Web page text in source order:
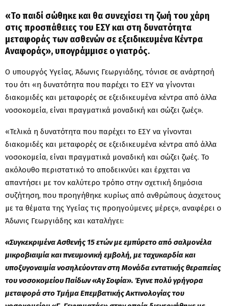
«Το παιδί σώθηκε και θα συνεχίσει τη ζωή του χάρη
στις προσπάθειες του ΕΣΥ και στη δυνατότητα
μεταφοράς των ασθενών σε εξειδικευμένα Κέντρα
Αναφοράς», υπογράμμισε ο γιατρός.
Ο υπουργός Υγείας, Άδωνις Γεωργιάδης, τόνισε σε ανάρτησή
του ότι «η δυνατότητα που παρέχει το ΕΣΥ να γίνονται
διακομιδές και μεταφορές σε εξειδικευμένα κέντρα από άλλα
νοσοκομεία, είναι πραγματικά μοναδική και σώζει ζωές».
«Τελικά η δυνατότητα που παρέχει το ΕΣΥ να γίνονται
διακομιδές και μεταφορές σε εξειδικευμένα κέντρα από άλλα
νοσοκομεία, είναι πραγματικά μοναδική και σώζει ζωές. Το
ακόλουθο περιστατικό το αποδεικνύει και έρχεται να
απαντήσει με τον καλύτερο τρόπο στην σχετική δημόσια
συζήτηση, που προηγήθηκε κυρίως από ανθρώπους άσχετους
με τα θέματα της Υγείας τις προηγούμενες μέρες», αναφέρει ο
Άδωνις Γεωργιάδης και καταλήγει:
«Συγκεκριμένα Ασθενής 15 ετών με εμπύρετο από σαλμονέλα
μικροβιαιμία και πνευμονική εμβολή, με ταχυκαρδία και
υποξυγοναιμία νοσηλεύονταν στη Μονάδα εντατικής θεραπείας
του νοσοκομείου Παίδων «Αγ Σοφία». Έγινε πολύ γρήγορα
μεταφορά στο Τμήμα Επεμβατικής Ακτινολογίας του